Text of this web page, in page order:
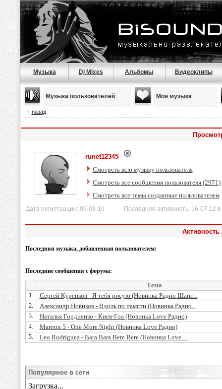
Музыка Dj Mixes Альбомы Видеоклипы
Музыка пользователей Моя музыка
назад
runet12345
Смотреть всю музыку пользователя
Смотреть все сообщения пользователя (2971)
Смотреть все темы созданные пользователем
Дата регистрации: 05-03-10 Последняя активность: 16-07-12 в
Активность
Последняя музыка, добавленная пользователем:
Последние сообщения с форума:
Тема
1. Сергей Куренков - Я тебя рисую (Новинка Радио Шанс...
2. Александр Новиков - Вдоль по памяти (Новинка Радио...
3. Наталья Гордиенко - Киев-Гоа (Новинка Love Радио)
4. Maroon 5 - One More Night (Новинка Love Радио)
5. Leo Rodriguez - Bara Bara Bere Bere (Новинка Love ...
Популярное в сети